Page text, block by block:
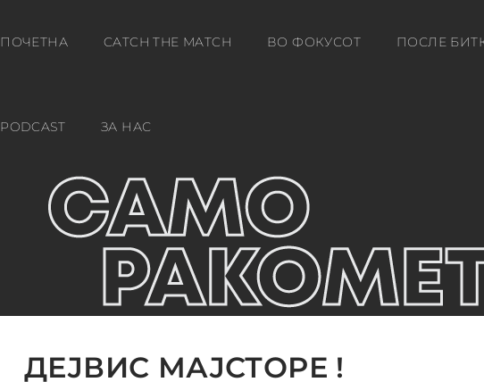
ПОЧЕТНА CATCH THE MATCH ВО ФОКУСОТ ПОСЛЕ
PODCAST ЗА НАС
ДЕЈВИС МАЈСТОРЕ !